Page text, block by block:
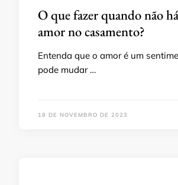
O que fazer quando não
amor no casamento?
Entenda que o amor é um
pode mudar …
18 DE NOVEMBRO DE 2023